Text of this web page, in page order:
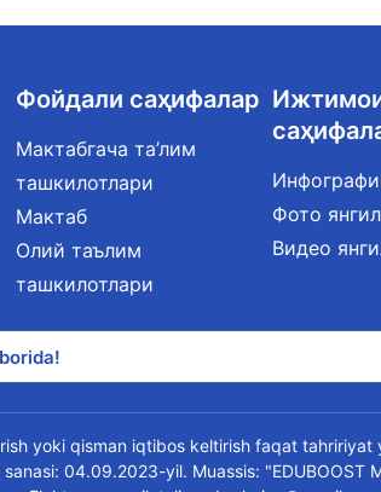
Фойдали саҳифалар
Мактабгача та’лим
ташкилотлари
Мактаб
Олий таълим
ташкилотлари
Фото
Видео
yoki qisman iqtibos keltirish faqat tahririyat
04.09.2023-yil. Muassis: "EDUBOOST